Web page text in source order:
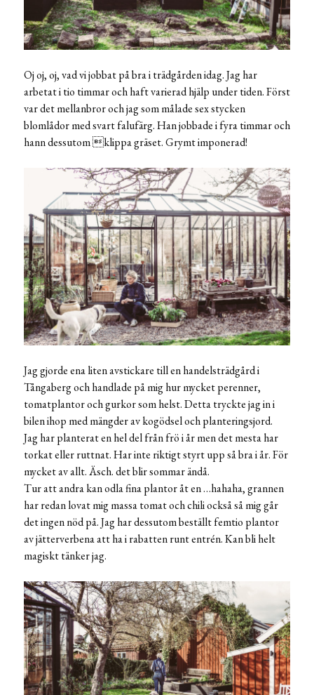
Oj oj, oj, vad vi jobbat på bra i trädgården idag. Jag har
arbetat i tio timmar och haft varierad hjälp under tiden. Först
var det mellanbror och jag som målade sex stycken
blomlådor med svart falufärg. Han jobbade i fyra timmar och
hann dessutom klippa gräset. Grymt imponerad!
Jag gjorde ena liten avstickare till en handelsträdgård i
Tångaberg och handlade på mig hur mycket perenner,
tomatplantor och gurkor som helst. Detta tryckte jag in i
bilen ihop med mängder av kogödsel och planteringsjord.
Jag har planterat en hel del från frö i år men det mesta har
torkat eller ruttnat. Har inte riktigt styrt upp så bra i år. För
mycket av allt. Äsch. det blir sommar ändå.
Tur att andra kan odla fina plantor åt en …hahaha, grannen
har redan lovat mig massa tomat och chili också så mig går
det ingen nöd på. Jag har dessutom beställt femtio plantor
av jätterverbena att ha i rabatten runt entrén. Kan bli helt
magiskt tänker jag.